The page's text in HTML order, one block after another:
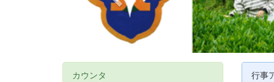
i
o
u
s
行事
カウンタ